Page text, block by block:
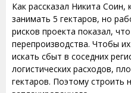
Как рассказал Никита
занимать 5 гектаров, но
рисков проекта показал,
перепроизводства. Чтобы
искать сбыт в соседних
логистических расходов,
гектаров. Поэтому строить